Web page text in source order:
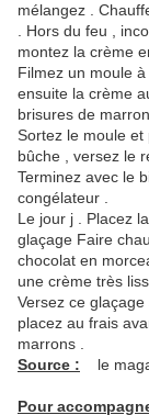
mélangez .
. Hors du feu ,
montez la crème
Filmez un moule
ensuite la crème
brisures de
Sortez le moule
bûche , versez le
Terminez avec le
congélateur .
Le jour j . Placez
glaçage Faire
chocolat en
une crème très
Versez ce
placez au frais
marrons .
Source : le
Pour